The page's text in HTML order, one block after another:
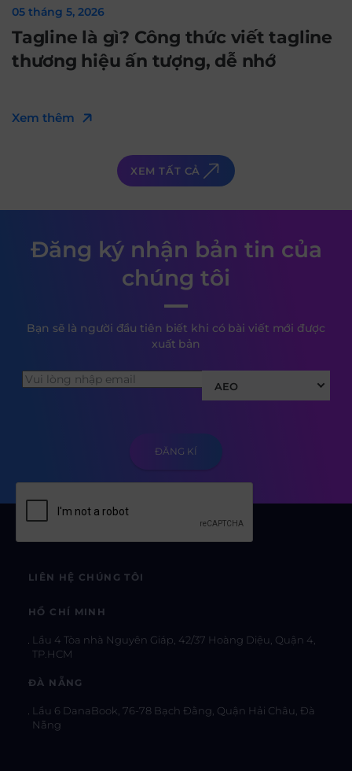
05 tháng 5, 2026
Tagline là gì? Công thức viết tagline
thương hiệu ấn tượng, dễ nhớ
Xem thêm
XEM TẤT CẢ
Đăng ký nhận bản tin của
chúng tôi
Bạn sẽ là người đầu tiên biết khi có bài viết mới được
xuất bản
AEO
LIÊN HỆ CHÚNG TÔI
HỒ CHÍ MINH
Lầu 4 Tòa nhà Nguyên Giáp, 42/37 Hoàng Diệu, Quận 4,
TP.HCM
ĐÀ NẴNG
Lầu 6 DanaBook, 76-78 Bạch Đằng, Quận Hải Châu, Đà
Nẵng